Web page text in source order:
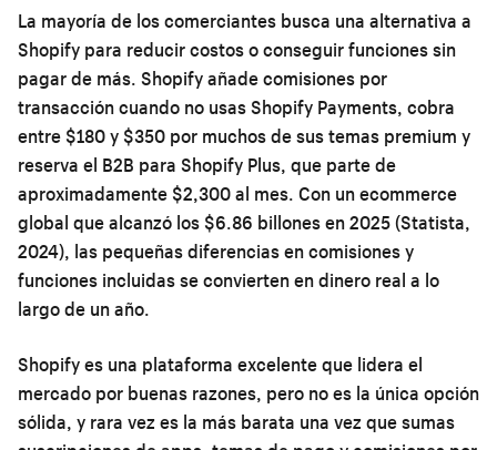
La mayoría de los comerciantes busca una alternativa a
Shopify para reducir costos o conseguir funciones sin
pagar de más. Shopify añade comisiones por
transacción cuando no usas Shopify Payments, cobra
entre $180 y $350 por muchos de sus temas premium y
reserva el B2B para Shopify Plus, que parte de
aproximadamente $2,300 al mes. Con un ecommerce
global que alcanzó los $6.86 billones en 2025 (Statista,
2024), las pequeñas diferencias en comisiones y
funciones incluidas se convierten en dinero real a lo
largo de un año.
Shopify es una plataforma excelente que lidera el
mercado por buenas razones, pero no es la única opción
sólida, y rara vez es la más barata una vez que sumas